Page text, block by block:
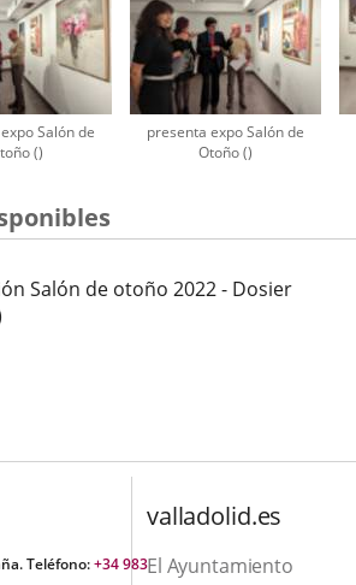
Salón de
()
presenta expo Salón de
Otoño ()
Salón de otoño 2022 - Dosier
Teléfono:+34 983
valladolid.es
El Ayuntamiento